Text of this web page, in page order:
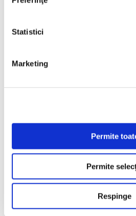
Statistici
Marketing
Permite
Permite
Respinge
LIVRARE LA